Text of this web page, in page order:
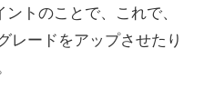
トのことで、これで、
レードをアップさせたり